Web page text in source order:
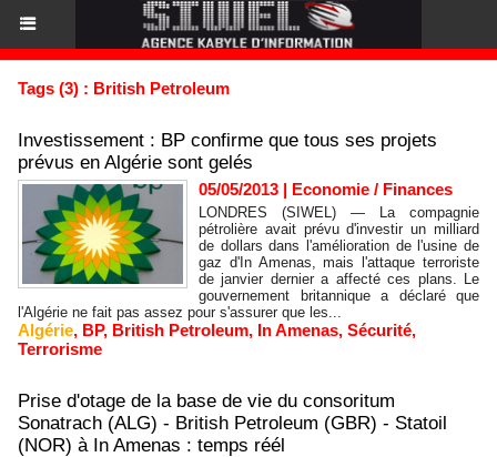
Tags (3) : British Petroleum
Investissement : BP confirme que tous ses projets
prévus en Algérie sont gelés
05/05/2013 | Economie / Finances
LONDRES (SIWEL) — La compagnie
pétrolière avait prévu d'investir un milliard
de dollars dans l'amélioration de l'usine de
gaz d'In Amenas, mais l'attaque terroriste
de janvier dernier a affecté ces plans. Le
gouvernement britannique a déclaré que
l'Algérie ne fait pas assez pour s'assurer que les...
Algérie, BP, British Petroleum, In Amenas, Sécurité,
Terrorisme
Prise d'otage de la base de vie du consoritum
Sonatrach (ALG) - British Petroleum (GBR) - Statoil
(NOR) à In Amenas : temps réél